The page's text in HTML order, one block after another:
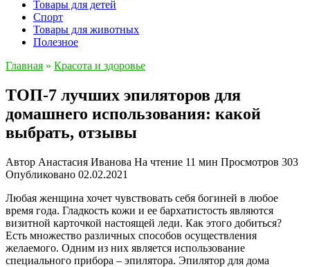
Товары для детей
Спорт
Товары для животных
Полезное
Главная » Красота и здоровье
ТОП-7 лучших эпиляторов для
домашнего использования: какой
выбрать, отзывы
Автор Анастасия Иванова На чтение 11 мин Просмотров 303
Опубликовано 02.02.2021
Любая женщина хочет чувствовать себя богиней в любое
время года. Гладкость кожи и ее бархатистость являются
визитной карточкой настоящей леди. Как этого добиться?
Есть множество различных способов осуществления
желаемого. Одним из них является использование
специального прибора – эпилятора. Эпилятор для дома